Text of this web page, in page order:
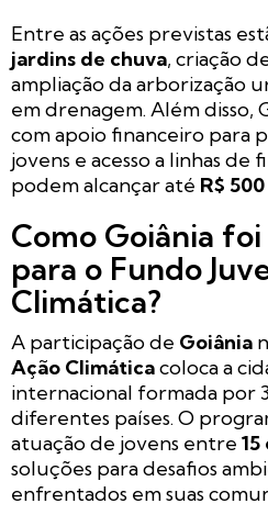
Entre as ações previstas
jardins de chuva, criação
ampliação da arborização
em drenagem. Além disso,
com apoio financeiro para
jovens e acesso a linhas de
podem alcançar até R$
Como Goiânia
para o Fundo
Climática?
A participação de Goiânia
Ação Climáticacoloca a
internacional formada por
diferentes países. O
atuação de jovens entre 15
soluções para desafios
enfrentados em suas